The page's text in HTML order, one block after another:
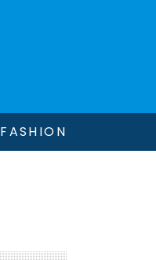
FASHION